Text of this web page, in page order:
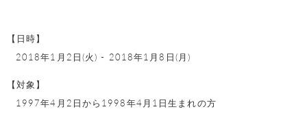
【日時】
2018年1月2日(火) - 2018年1月8日(月)
【対象】
1997年4月2日から1998年4月1日生まれの方